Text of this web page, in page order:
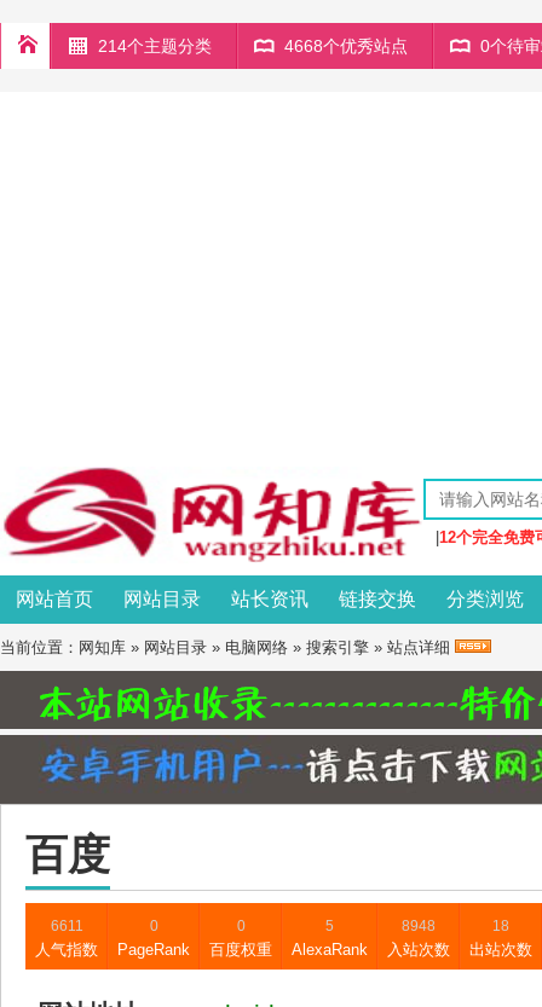
214个主题分类 4668个优秀站点 0个待
12个完全免费
网站首页 网站目录 站长资讯 链接交换 分类浏览
当前位置： 网知库 » 网站目录 » 电脑网络 » 搜索引擎 » 站点详细
百度
6611
人气指数
0
PageRank
0
百度权重
5
AlexaRank
8948
入站次数
18
出站次数